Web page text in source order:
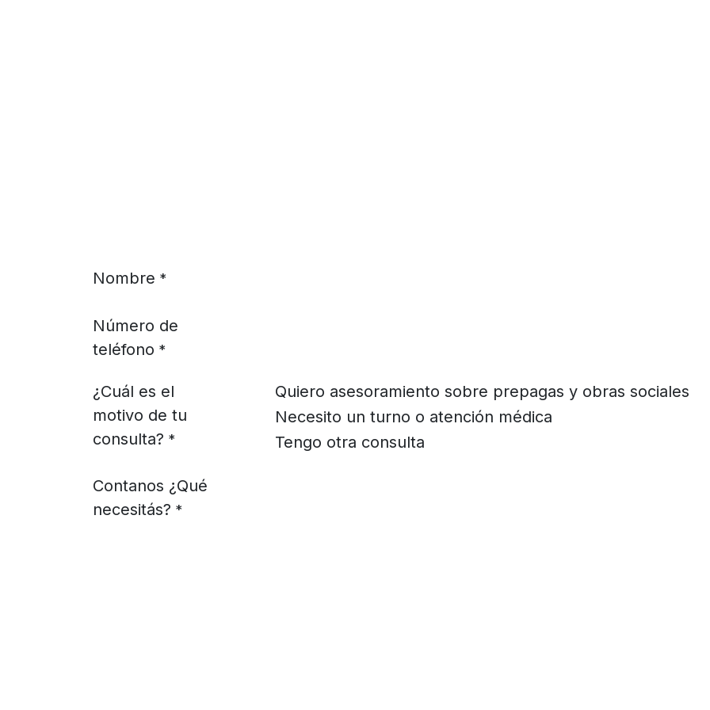
Nombre *
Número de
teléfono *
¿Cuál es el
motivo de tu
consulta? *
Quiero asesoramiento sobre prepagas y obras sociales
Necesito un turno o atención médica
Tengo otra consulta
Contanos ¿Qué
necesitás? *